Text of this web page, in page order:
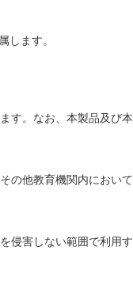
ます。
す。なお、本製品及び
の他教育機関内におい
害しない範囲で利用す